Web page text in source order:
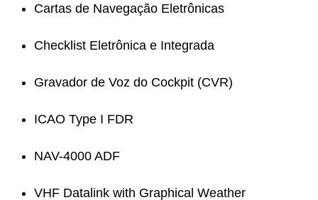
Cartas de Navegação Eletrônicas
Checklist Eletrônica e Integrada
Gravador de Voz do Cockpit (CVR)
ICAO Type I FDR
NAV-4000 ADF
VHF Datalink with Graphical Weather